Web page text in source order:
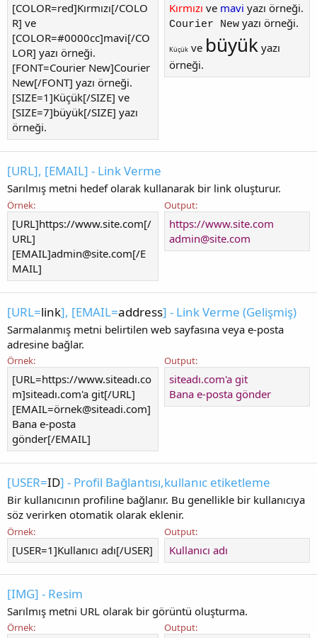
[COLOR=red]Kırmızı[/COLO
R] ve
[COLOR=#0000cc]mavi[/CO
LOR] yazı örneği.
[FONT=Courier New]Courier
New[/FONT] yazı örneği.
[SIZE=1]Küçük[/SIZE] ve
[SIZE=7]büyük[/SIZE] yazı
örneği.
Kırmızı ve mavi yazı örneği.
Courier New yazı örneği.
Küçük ve büyük yazı
örneği.
[URL], [EMAIL] - Link Verme
Sarılmış metni hedef olarak kullanarak bir link oluşturur.
Örnek:
[URL]https://www.site.com[/
URL]
[EMAIL]admin@site.com[/E
MAIL]
Output:
https://www.site.com
admin@site.com
[URL=link], [EMAIL=address] - Link Verme (Gelişmiş)
Sarmalanmış metni belirtilen web sayfasına veya e-posta
adresine bağlar.
Örnek:
[URL=https://www.siteadı.co
m]siteadı.com'a git[/URL]
[EMAIL=örnek@siteadi.com]
Bana e-posta
gönder[/EMAIL]
Output:
siteadı.com'a git
Bana e-posta gönder
[USER=ID] - Profil Bağlantısı,kullanıc etiketleme
Bir kullanıcının profiline bağlanır. Bu genellikle bir kullanıcıya
söz verirken otomatik olarak eklenir.
Örnek:
[USER=1]Kullanıcı adı[/USER]
Output:
Kullanıcı adı
[IMG] - Resim
Sarılmış metni URL olarak bir görüntü oluşturma.
Örnek: Output: